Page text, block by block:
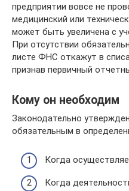
предприятии вовсе не
медицинский или
может быть увеличена с
При отсутствии
листе ФНС откажут в
признав первичный
Кому он необходим
Законодательно
обязательным в
Когда
Когда